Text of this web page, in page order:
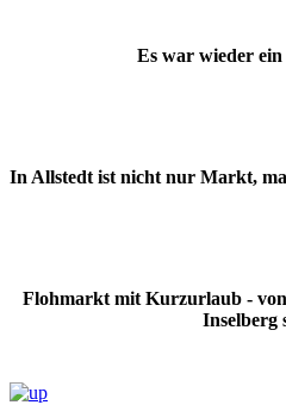
Es war wieder
In Allstedt ist nicht nur Markt,
Flohmarkt mit Kurzurlaub -
Inselberg